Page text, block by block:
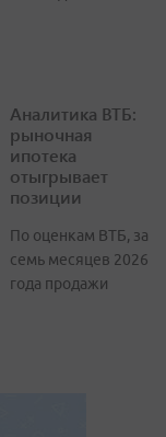
Аналитика ВТБ:
рыночная
ипотека
отыгрывает
позиции
По оценкам ВТБ, за
семь месяцев 2026
года продажи